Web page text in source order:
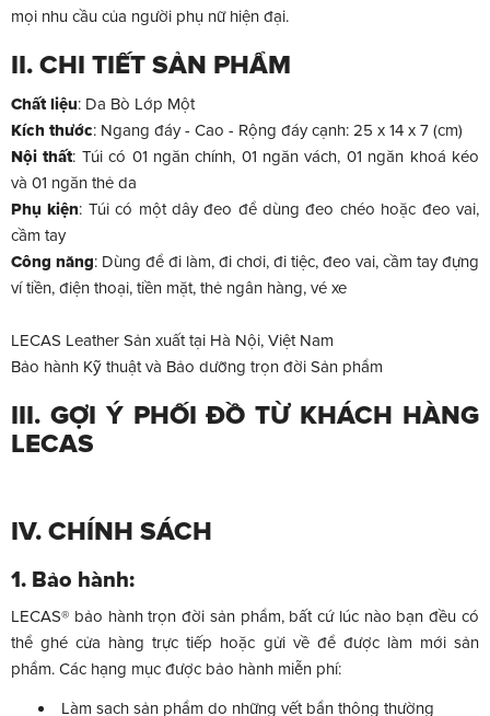
mọi nhu cầu của người phụ nữ hiện đại.
II. CHI TIẾT SẢN PHẨM
Chất liệu: Da Bò Lớp Một
Kích thước: Ngang đáy - Cao - Rộng đáy cạnh: 25 x 14 x 7 (cm)
Nội thất: Túi có 01 ngăn chính, 01 ngăn vách, 01 ngăn khoá kéo
và 01 ngăn thẻ da
Phụ kiện: Túi có một dây đeo để dùng đeo chéo hoặc đeo vai,
cầm tay
Công năng: Dùng để đi làm, đi chơi, đi tiệc, đeo vai, cầm tay đựng
ví tiền, điện thoại, tiền mặt, thẻ ngân hàng, vé xe
LECAS Leather Sản xuất tại Hà Nội, Việt Nam
Bảo hành Kỹ thuật và Bảo dưỡng trọn đời Sản phẩm
III. GỢI Ý PHỐI ĐỒ TỪ KHÁCH HÀNG
LECAS
IV. CHÍNH SÁCH
1. Bảo hành:
LECAS® bảo hành trọn đời sản phẩm, bất cứ lúc nào bạn đều có
thể ghé cửa hàng trực tiếp hoặc gửi về để được làm mới sản
phẩm. Các hạng mục được bảo hành miễn phí:
Làm sạch sản phẩm do những vết bẩn thông thường